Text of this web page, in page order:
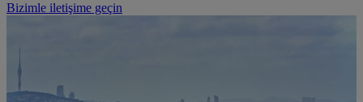
Bizimle iletişime geçin